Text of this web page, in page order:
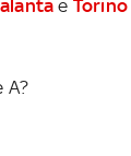
e Torino
A?